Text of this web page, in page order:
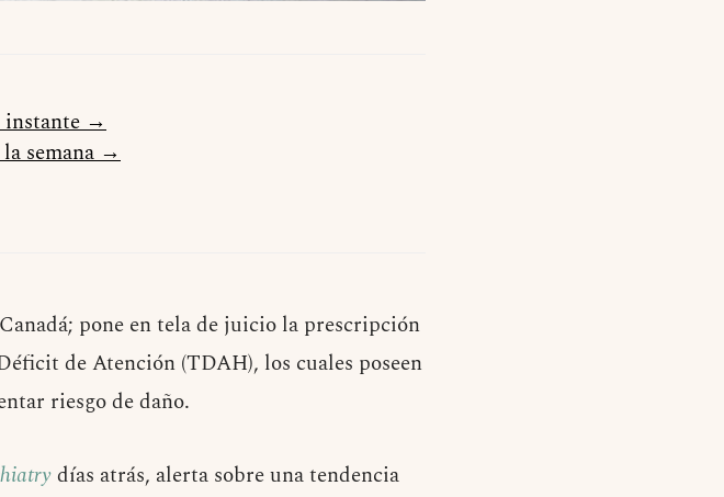
instante →
semana →
pone en tela de juicio la prescripción
de Atención (TDAH), los cuales poseen
riesgo de daño.
días atrás, alerta sobre una tendencia